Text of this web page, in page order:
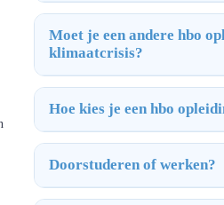
Moet je een andere hbo
klimaatcrisis?
Hoe kies je een hbo
Doorstuderen of werken?